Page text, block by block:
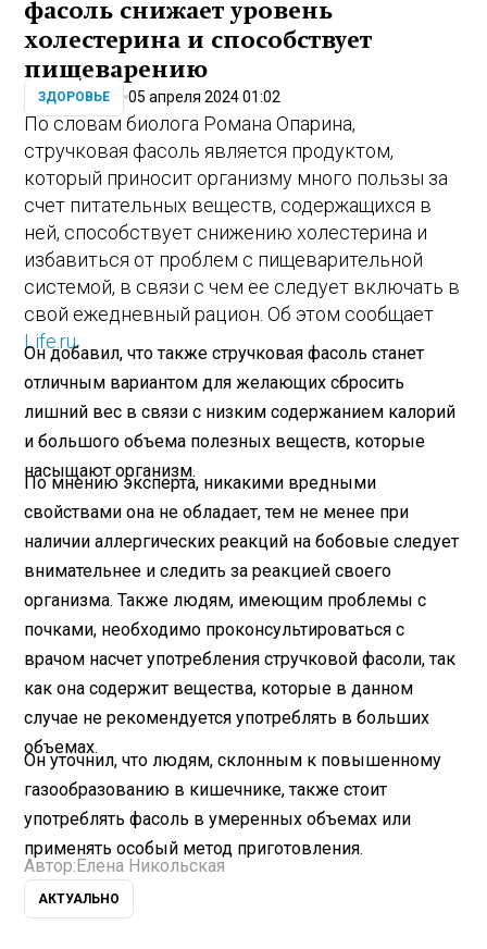
фасоль снижает уровень
холестерина и способствует
пищеварению
ЗДОРОВЬЕ 05 апреля 2024 01:02
По словам биолога Романа Опарина,
стручковая фасоль является продуктом,
который приносит организму много пользы за
счет питательных веществ, содержащихся в
ней, способствует снижению холестерина и
избавиться от проблем с пищеварительной
системой, в связи с чем ее следует включать в
свой ежедневный рацион. Об этом сообщает
Life.ru.
Он добавил, что также стручковая фасоль станет
отличным вариантом для желающих сбросить
лишний вес в связи с низким содержанием калорий
и большого объема полезных веществ, которые
насыщают организм.
По мнению эксперта, никакими вредными
свойствами она не обладает, тем не менее при
наличии аллергических реакций на бобовые следует
внимательнее и следить за реакцией своего
организма. Также людям, имеющим проблемы с
почками, необходимо проконсультироваться с
врачом насчет употребления стручковой фасоли, так
как она содержит вещества, которые в данном
случае не рекомендуется употреблять в больших
объемах.
Он уточнил, что людям, склонным к повышенному
газообразованию в кишечнике, также стоит
употреблять фасоль в умеренных объемах или
применять особый метод приготовления.
Автор: Елена Никольская
АКТУАЛЬНО